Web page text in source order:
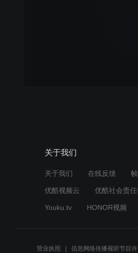
关于我们
关于我们 在线反馈
优酷视频云 优酷社会责
Youku.tv HONOR视频
营业执照 信息网络传播视听节目